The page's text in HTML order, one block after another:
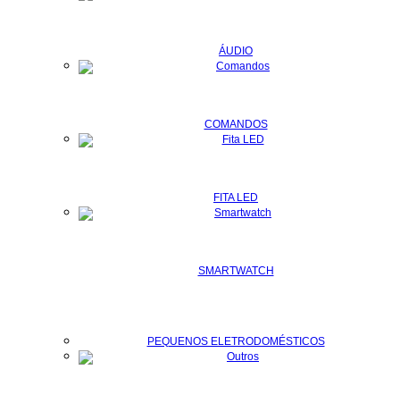
ÁUDIO
COMANDOS
FITA LED
SMARTWATCH
PEQUENOS ELETRODOMÉSTICOS